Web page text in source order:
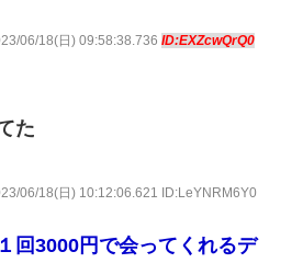
06/18(日) 09:58:38.736 ID:EXZcwQrQ0
た
06/18(日) 10:12:06.621 ID:LeYNRM6Y0
回3000円で会ってくれるデ